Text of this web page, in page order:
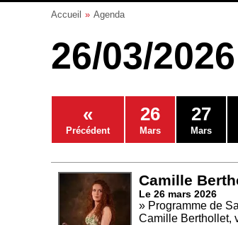
Accueil Agenda
26/03/
«
Précédent
26
Mars
27
Mars
Camille
Le 26 mars 2026
» Programme de
Camille Berthollet,